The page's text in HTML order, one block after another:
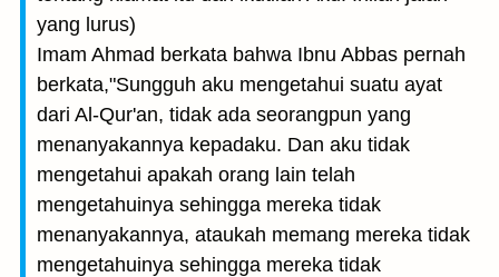
yang lurus)
Imam Ahmad berkata bahwa Ibnu Abbas pernah
berkata,"Sungguh aku mengetahui suatu ayat
dari Al-Qur'an, tidak ada seorangpun yang
menanyakannya kepadaku. Dan aku tidak
mengetahui apakah orang lain telah
mengetahuinya sehingga mereka tidak
menanyakannya, ataukah memang mereka tidak
mengetahuinya sehingga mereka tidak